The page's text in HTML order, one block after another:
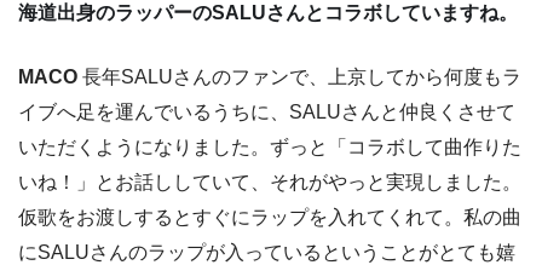
海道出身のラッパーのSALUさんとコラボしていますね。
MACO 長年SALUさんのファンで、上京してから何度もラ
イブへ足を運んでいるうちに、SALUさんと仲良くさせて
いただくようになりました。ずっと「コラボして曲作りた
いね！」とお話ししていて、それがやっと実現しました。
仮歌をお渡しするとすぐにラップを入れてくれて。私の曲
にSALUさんのラップが入っているということがとても嬉